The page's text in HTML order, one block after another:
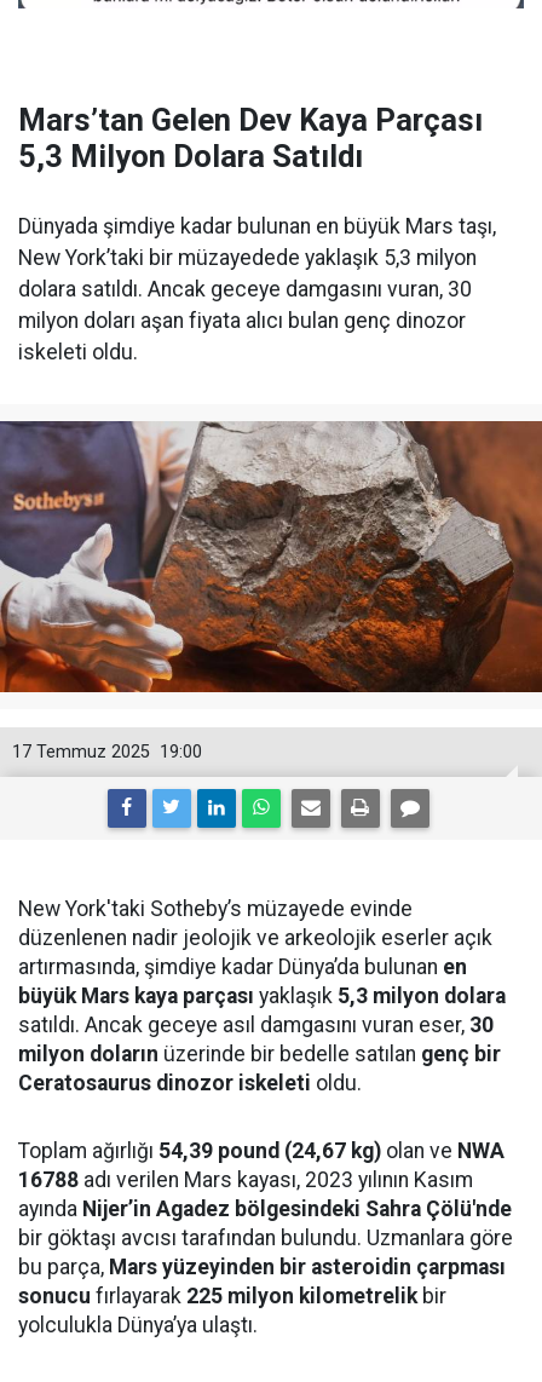
Mars’tan Gelen Dev Kaya Parçası
5,3 Milyon Dolara Satıldı
Dünyada şimdiye kadar bulunan en büyük Mars taşı,
New York’taki bir müzayedede yaklaşık 5,3 milyon
dolara satıldı. Ancak geceye damgasını vuran, 30
milyon doları aşan fiyata alıcı bulan genç dinozor
iskeleti oldu.
19:00
17 Temmuz 2025
New York'taki Sotheby’s müzayede evinde
düzenlenen nadir jeolojik ve arkeolojik eserler açık
artırmasında, şimdiye kadar Dünya’da bulunan en
büyük Mars kaya parçası yaklaşık 5,3 milyon dolara
satıldı. Ancak geceye asıl damgasını vuran eser, 30
milyon doların üzerinde bir bedelle satılan genç bir
Ceratosaurus dinozor iskeleti oldu.
Toplam ağırlığı 54,39 pound (24,67 kg) olan ve NWA
16788 adı verilen Mars kayası, 2023 yılının Kasım
ayında Nijer’in Agadez bölgesindeki Sahra Çölü'nde
bir göktaşı avcısı tarafından bulundu. Uzmanlara göre
bu parça, Mars yüzeyinden bir asteroidin çarpması
sonucu fırlayarak 225 milyon kilometrelikbir
yolculukla Dünya’ya ulaştı.